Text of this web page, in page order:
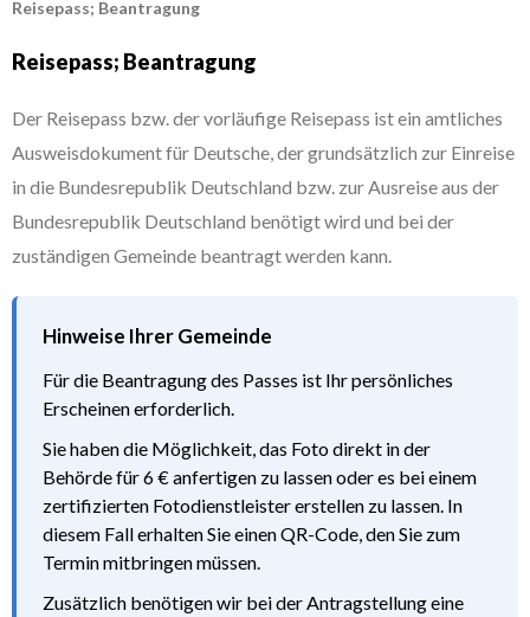
Reisepass; Beantragung
Reisepass; Beantragung
Der Reisepass bzw. der vorläufige Reisepass ist ein amtliches
Ausweisdokument für Deutsche, der grundsätzlich zur Einreise
in die Bundesrepublik Deutschland bzw. zur Ausreise aus der
Bundesrepublik Deutschland benötigt wird und bei der
zuständigen Gemeinde beantragt werden kann.
Hinweise Ihrer Gemeinde
Für die Beantragung des Passes ist Ihr persönliches
Erscheinen erforderlich.
Sie haben die Möglichkeit, das Foto direkt in der
Behörde für 6 € anfertigen zu lassen oder es bei einem
zertifizierten Fotodienstleister erstellen zu lassen. In
diesem Fall erhalten Sie einen QR-Code, den Sie zum
Termin mitbringen müssen.
Zusätzlich benötigen wir bei der Antragstellung eine